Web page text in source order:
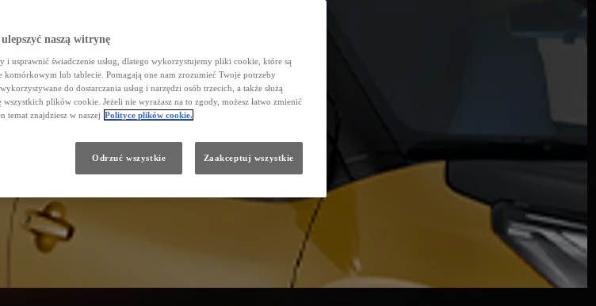
naszą witrynę
i usprawnić świadczenie usług, dlatego wykorzystujemy pliki cookie, które są
komórkowym lub tablecie. Pomagają one nam zrozumieć Twoje potrzeby
do dostarczania usług i narzędzi osób trzecich, a także służą
plików cookie. Jeżeli nie wyrażasz na to zgody, możesz łatwo zmienić
temat znajdziesz w naszej Polityce plików cookie.
Odrzuć wszystkie Zaakceptuj wszystkie